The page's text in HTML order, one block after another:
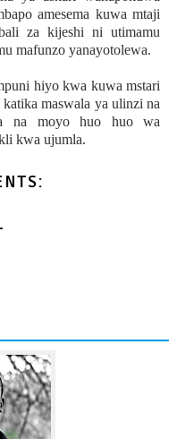
amesema kuwa mtaji
za kijeshi ni utimamu
mafunzo yanayotolewa.
hiyo kwa kuwa mstari
maswala ya ulinzi na
na moyo huo huo wa
kwa ujumla.